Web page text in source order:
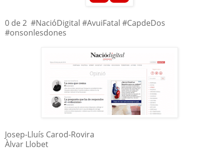
0 de 2 #NacióDigital #AvuiFatal #CapdeDos
#onsonlesdones
Josep-Lluís Carod-Rovira
Àlvar Llobet